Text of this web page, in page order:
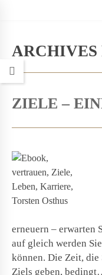
ARCHIVES
ZIELE –
erneuern – erwarten
auf gleich werden
können. Die Zeit, die
Ziels geben,